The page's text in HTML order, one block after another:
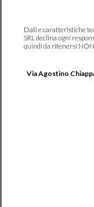
Dati e caratteristiche
SRL declina ogni
quindi da ritenersi
Via Agostino